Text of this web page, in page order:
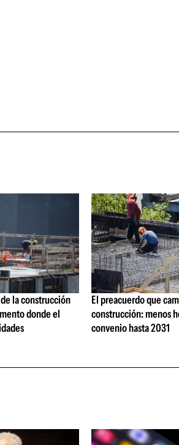
la construcción
donde el
El preacuerdo que
construcción: menos
convenio hasta 2031